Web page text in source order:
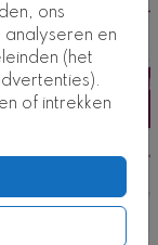
ons
en
(het
of intrekken